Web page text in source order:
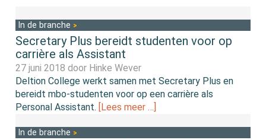
In de branche
Secretary Plus bereidt studenten voor op
carrière als Assistant
27 juni 2018 door Hinke Wever
Deltion College werkt samen met Secretary Plus en
bereidt mbo-studenten voor op een carrière als
Personal Assistant. [Lees meer …]
In de branche